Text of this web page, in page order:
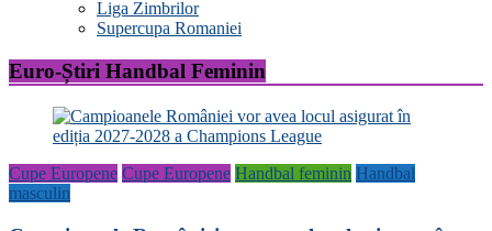
Liga Zimbrilor
Supercupa Romaniei
Euro-Știri Handbal Feminin
Cupe Europene Cupe Europene Handbal feminin Handbal
masculin